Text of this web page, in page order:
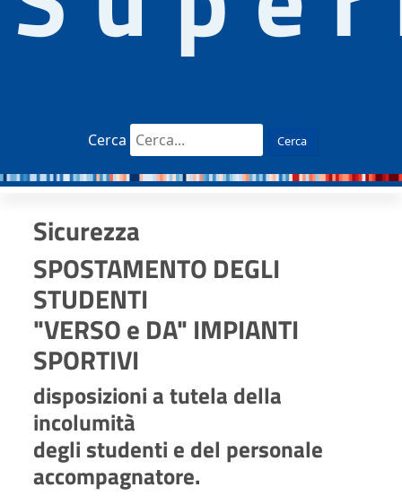
Cerca Cerca
Sicurezza
SPOSTAMENTO DEGLI
STUDENTI
"VERSO e DA" IMPIANTI
SPORTIVI
disposizioni a tutela della
incolumità
degli studenti e del personale
accompagnatore.